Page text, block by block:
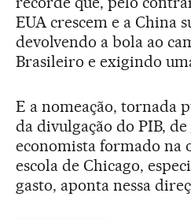
EUA crescem e a China
devolvendo a bola ao
Brasileiro e exigindo
E a nomeação, tornada
da divulgação do PIB, de
economista formado na
escola de Chicago,
gasto, aponta nessa